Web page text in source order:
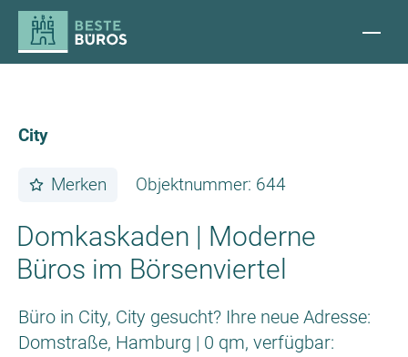
City
Merken Objektnummer: 644
Domkaskaden | Moderne
Büros im Börsenviertel
Büro in City, City gesucht? Ihre neue Adresse:
Domstraße, Hamburg | 0 qm, verfügbar: